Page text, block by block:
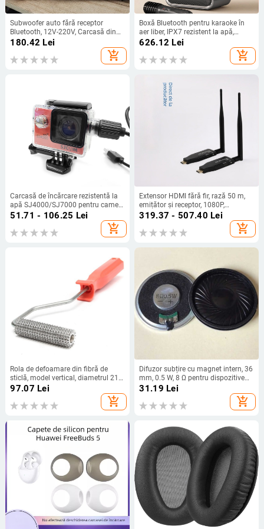
Subwoofer auto fără receptor
Bluetooth, 12V-220V, Carcasă din
aliaj de aluminiu, IPX4, 40Hz-
încorporată 1200-2000mAh, SY-31
180.42 Lei
add_shopping_cart
Boxă Bluetooth pentru karaoke în
aer liber, IPX7 rezistent la apă,
baterie încorporată 6000mAh, 50W
626.12 Lei
add_shopping_cart
Carcasă de încărcare rezistentă la
apă SJ4000/SJ7000 pentru camere
de acțiune — include carcasă
rezistentă la apă, conector etanș și
cablu de încărcare
51.71 - 106.25 Lei
add_shopping_cart
Extensor HDMI fără fir, rază 50 m,
emițător și receptor, 1080P,
conectori placate cu aur
319.37 - 507.40 Lei
add_shopping_cart
Rola de defoamare din fibră de
sticlă, model vertical, diametrul 21
mm, lungimea 75 mm
97.07 Lei
add_shopping_cart
Difuzor subțire cu magnet intern, 36
mm, 0.5 W, 8 Ω pentru dispozitive
smart home
31.19 Lei
add_shopping_cart